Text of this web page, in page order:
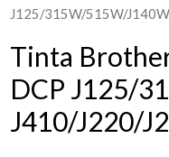
J125/315W/515W/
Tinta
DCP J125/
J410/J220/
Brother
Lc60
Original
Magenta
DCP